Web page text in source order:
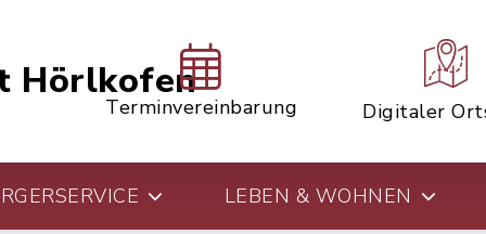
Hörlkofen
Terminvereinbarung Digitaler
LEBEN & WOHNEN